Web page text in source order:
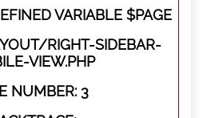
VARIABLE $PAGE
RIGHT-SIDEBAR-
VIEW.PHP
NUMBER: 3